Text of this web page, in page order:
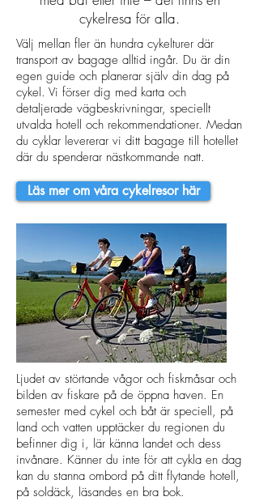
cykelresa för alla.
Välj mellan fler än hundra cykelturer där
transport av bagage alltid ingår. Du är din
egen guide och planerar själv din dag på
cykel. Vi förser dig med karta och
detaljerade vägbeskrivningar, speciellt
utvalda hotell och rekommendationer. Medan
du cyklar levererar vi ditt bagage till hotellet
där du spenderar nästkommande natt.
Läs mer om våra cykelresor här
Ljudet av störtande vågor och fiskmåsar och
bilden av fiskare på de öppna haven. En
semester med cykel och båt är speciell, på
land och vatten upptäcker du regionen du
befinner dig i, lär känna landet och dess
invånare. Känner du inte för att cykla en dag
kan du stanna ombord på ditt flytande hotell,
på soldäck, läsandes en bra bok.